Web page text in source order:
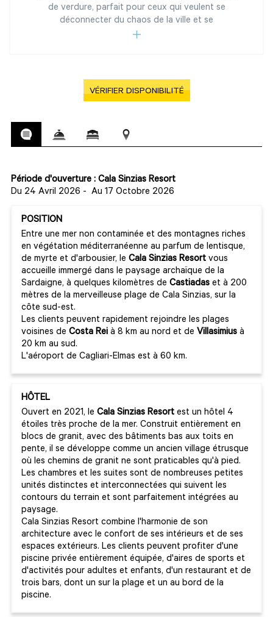
de verdure, parfait pour ceux qui veulent se
déconnecter du chaos de la ville et se
VÉRIFIER DISPONIBILITÉ
Période d'ouverture : Cala Sinzias Resort
Du 24 Avril 2026 - Au 17 Octobre 2026
POSITION
Entre une mer non contaminée et des montagnes riches
en végétation méditerranéenne au parfum de lentisque,
de myrte et d'arbousier, le Cala Sinzias Resort vous
accueille immergé dans le paysage archaïque de la
Sardaigne, à quelques kilomètres de Castiadas et à 200
mètres de la merveilleuse plage de Cala Sinzias, sur la
côte sud-est.
Les clients peuvent rapidement rejoindre les plages
voisines de Costa Rei à 8 km au nord et de Villasimius à
20 km au sud.
L'aéroport de Cagliari-Elmas est à 60 km.
HÔTEL
Ouvert en 2021, le Cala Sinzias Resort est un hôtel 4
étoiles très proche de la mer. Construit entièrement en
blocs de granit, avec des bâtiments bas aux toits en
pente, il se développe comme un ancien village étrusque
où les chemins de granit ne sont praticables qu'à pied.
Les chambres et les suites sont de nombreuses petites
unités distinctes et interconnectées qui suivent les
contours du terrain et sont parfaitement intégrées au
paysage.
Cala Sinzias Resort combine l'harmonie de son
architecture avec le confort de ses intérieurs et de ses
espaces extérieurs. Les clients peuvent profiter d'une
piscine privée entièrement équipée, d'aires de sports et
d'activités pour adultes et enfants, d'un restaurant et de
trois bars, dont un sur la plage et un au bord de la
piscine.